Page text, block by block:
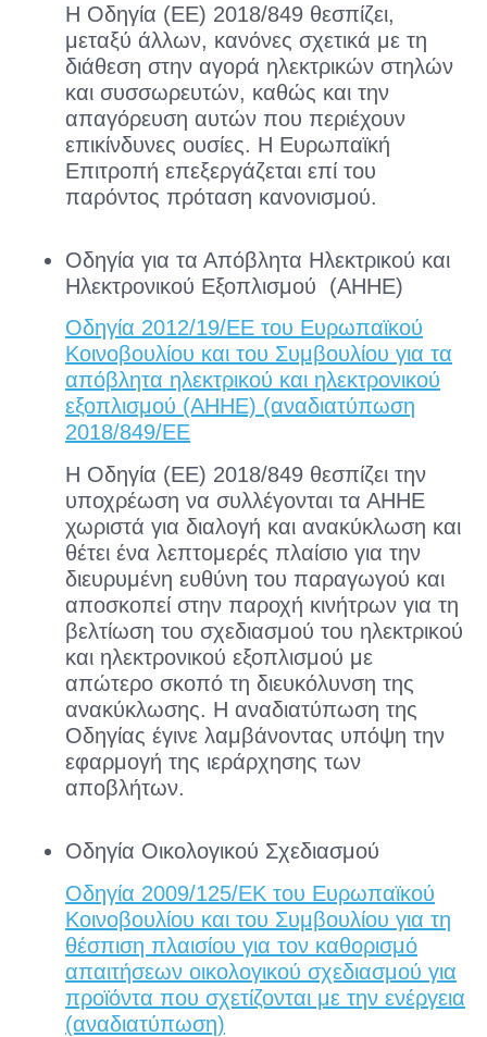
Η Οδηγία (EE) 2018/849 θεσπίζει,
μεταξύ άλλων, κανόνες σχετικά με τη
διάθεση στην αγορά ηλεκτρικών στηλών
και συσσωρευτών, καθώς και την
απαγόρευση αυτών που περιέχουν
επικίνδυνες ουσίες. Η Ευρωπαϊκή
Επιτροπή επεξεργάζεται επί του
παρόντος πρόταση κανονισμού.
Οδηγία για τα Απόβλητα Ηλεκτρικού και
Ηλεκτρονικού Εξοπλισμού (ΑΗΗΕ)
Οδηγία 2012/19/ΕΕ του Ευρωπαϊκού
Κοινοβουλίου και του Συμβουλίου για τα
απόβλητα ηλεκτρικού και ηλεκτρονικού
εξοπλισμού (ΑΗΗΕ) (αναδιατύπωση
2018/849/ΕΕ
Η Οδηγία (ΕΕ) 2018/849 θεσπίζει την
υποχρέωση να συλλέγονται τα ΑΗΗΕ
χωριστά για διαλογή και ανακύκλωση και
θέτει ένα λεπτομερές πλαίσιο για την
διευρυμένη ευθύνη του παραγωγού και
αποσκοπεί στην παροχή κινήτρων για τη
βελτίωση του σχεδιασμού του ηλεκτρικού
και ηλεκτρονικού εξοπλισμού με
απώτερο σκοπό τη διευκόλυνση της
ανακύκλωσης. Η αναδιατύπωση της
Οδηγίας έγινε λαμβάνοντας υπόψη την
εφαρμογή της ιεράρχησης των
αποβλήτων.
Οδηγία Οικολογικού Σχεδιασμού
Οδηγία 2009/125/ΕΚ του Ευρωπαϊκού
Κοινοβουλίου και του Συμβουλίου για τη
θέσπιση πλαισίου για τον καθορισμό
απαιτήσεων οικολογικού σχεδιασμού για
προϊόντα που σχετίζονται με την ενέργεια
(αναδιατύπωση)